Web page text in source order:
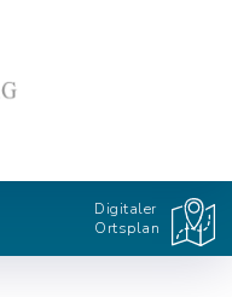
Digitaler
Ortsplan